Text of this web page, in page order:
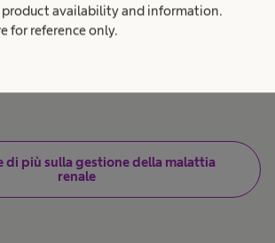
availability and information.
for reference only.
te la qualità della vita? Ci sono
di più sulla gestione della malattia
renale